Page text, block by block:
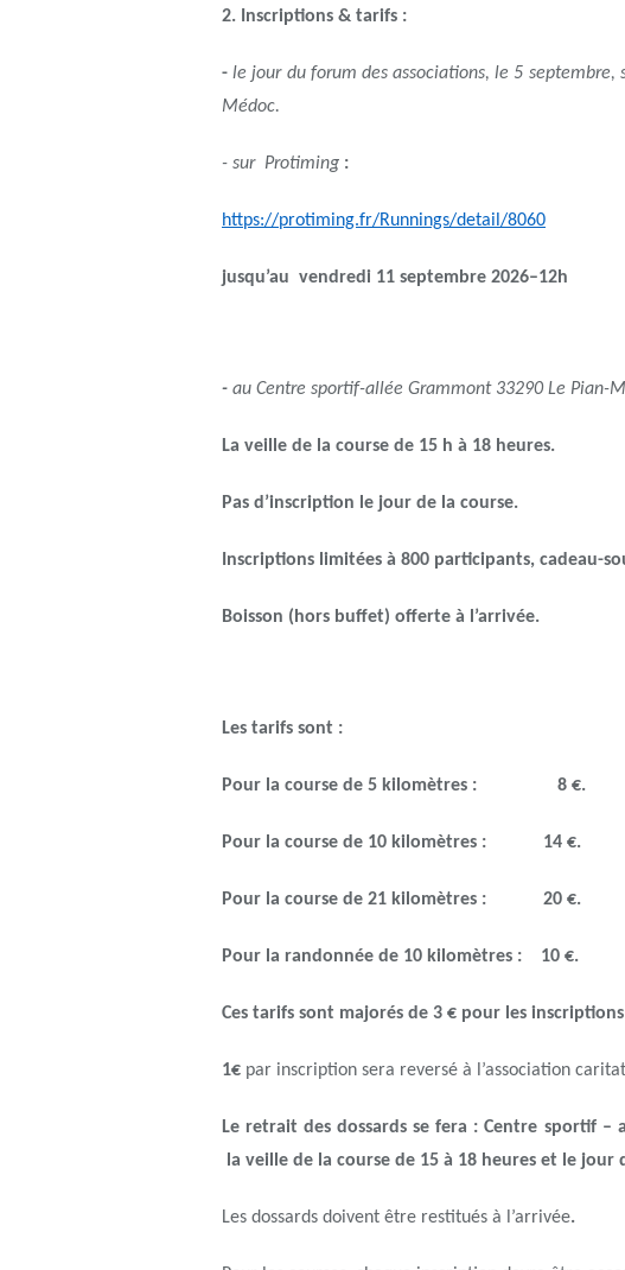
2. Inscriptions & tarifs :
-le jour du forum des associations, le 5 septembre,
Médoc.
- sur Protiming :
https://protiming.fr/Runnings/detail/8060
jusqu’au vendredi 11 septembre 2026–12h
- au Centre sportif-allée Grammont 33290 Le Pian-
La veille de la course de 15 h à 18 heures.
Pas d’inscription le jour de la course.
Inscriptions limitées à 800 participants, cadeau-
Boisson (hors buffet) offerte à l’arrivée.
Les tarifs sont :
Pour la course de 5 kilomètres : 8 €.
Pour la course de 10 kilomètres : 14 €.
Pour la course de 21 kilomètres : 20 €.
Pour la randonnée de 10 kilomètres : 10 €.
Ces tarifs sont majorés de 3 € pour les
1€ par inscription sera reversé à l’association
Le retrait des dossards se fera : Centre sportif –
la veille de la course de 15 à 18 heures et le jour
Les dossards doivent être restitués à l’arrivée.